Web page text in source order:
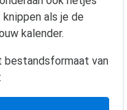
als je de
kalender.
bestandsformaat van